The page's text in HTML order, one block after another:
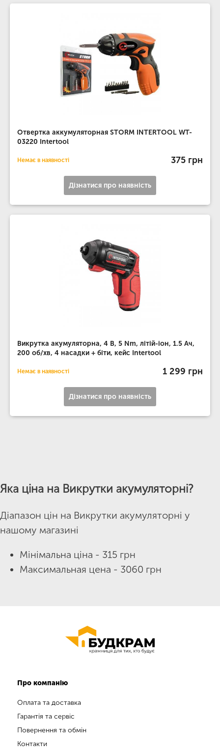
Отвертка аккумуляторная STORM INTERTOOL WT-
03220 Intertool
Немає в наявності 375 грн
Дізнатися про наявність
Викрутка акумуляторна, 4 В, 5 Nm, літій-іон, 1.5 Ач,
200 об/хв, 4 насадки + біти, кейс Intertool
Немає в наявності 1 299 грн
Дізнатися про наявність
Яка ціна на Викрутки акумуляторні?
Діапазон цін на Викрутки акумуляторні у
нашому магазині
Мінімальна ціна - 315 грн
Максимальная цена - 3060 грн
Про компанію
Оплата та доставка
Гарантія та сервіс
Повернення та обмін
Контакти